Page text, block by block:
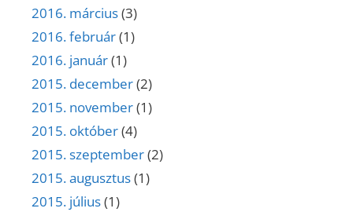
2016. március(3)
2016. február(1)
2016. január(1)
2015. december(2)
2015. november(1)
2015. október(4)
2015. szeptember(2)
2015. augusztus(1)
2015. július(1)